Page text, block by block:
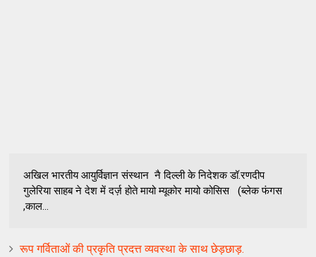
अखिल भारतीय आयुर्विज्ञान संस्थान नै दिल्ली के निदेशक डॉ.रणदीप
गुलेरिया साहब ने देश में दर्ज़ होते मायो म्यूकोर मायो कोसिस (ब्लेक फंगस
,काल...
रूप गर्विताओं की प्रकृति प्रदत्त व्यवस्था के साथ छेड़छाड़.